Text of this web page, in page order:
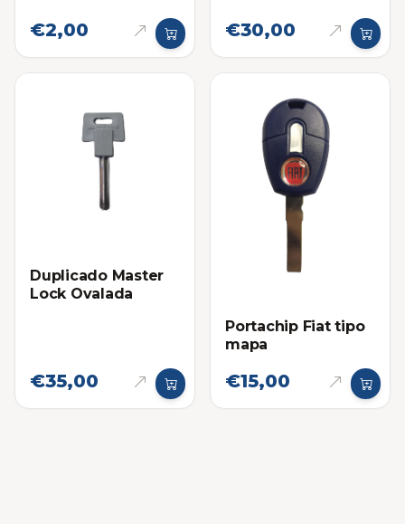
€2,00 €30,00
Duplicado Master
Lock Ovalada
€35,00
Portachip Fiat tipo
mapa
€15,00